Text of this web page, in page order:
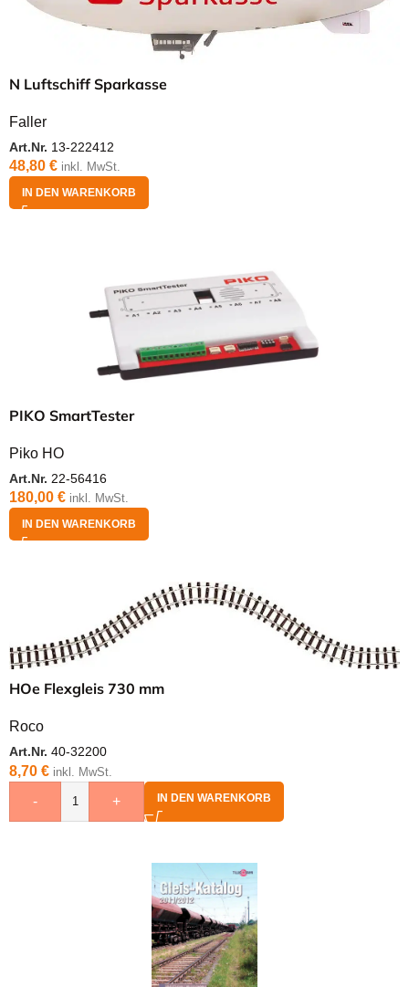
N Luftschiff Sparkasse
Faller
Art.Nr. 13-222412
48,80 € inkl. MwSt.
IN DEN WARENKORB
PIKO SmartTester
Piko HO
Art.Nr. 22-56416
180,00 € inkl. MwSt.
IN DEN WARENKORB
HOe Flexgleis 730 mm
Roco
Art.Nr. 40-32200
8,70 € inkl. MwSt.
- + IN DEN WARENKORB